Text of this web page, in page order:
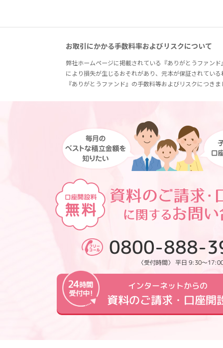
お取引にかかる手数料率およびリスクについて
弊社ホームページに掲載されている『ありがとうファン
により損失が生じるおそれがあり、元本が保証されてい
『ありがとうファンド』の手数料等およびリスクにつき
0800-888-
〈受付時間〉 平日 9:30～
インターネットからの
資料のご請求・口座開